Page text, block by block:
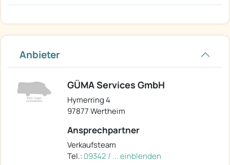
Anbieter
GÜMA Services GmbH
Hymerring 4
97877 Wertheim
Ansprechpartner
Verkaufsteam
Tel.: 09342 / ... einblenden